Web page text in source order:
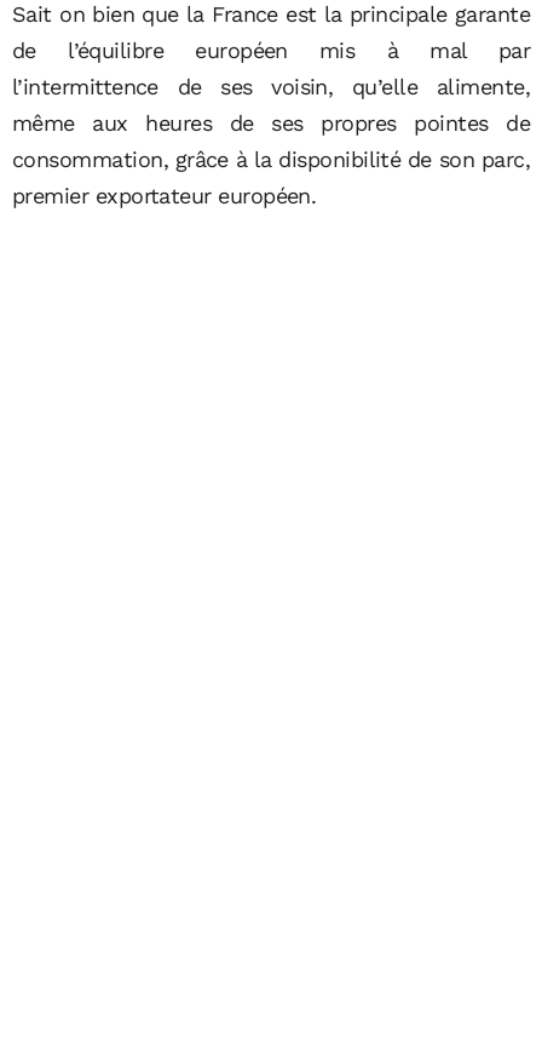
Sait on bien que la France est la principale garante
de l’équilibre européen mis à mal par
l’intermittence de ses voisin, qu’elle alimente,
même aux heures de ses propres pointes de
consommation, grâce à la disponibilité de son parc,
premier exportateur européen.